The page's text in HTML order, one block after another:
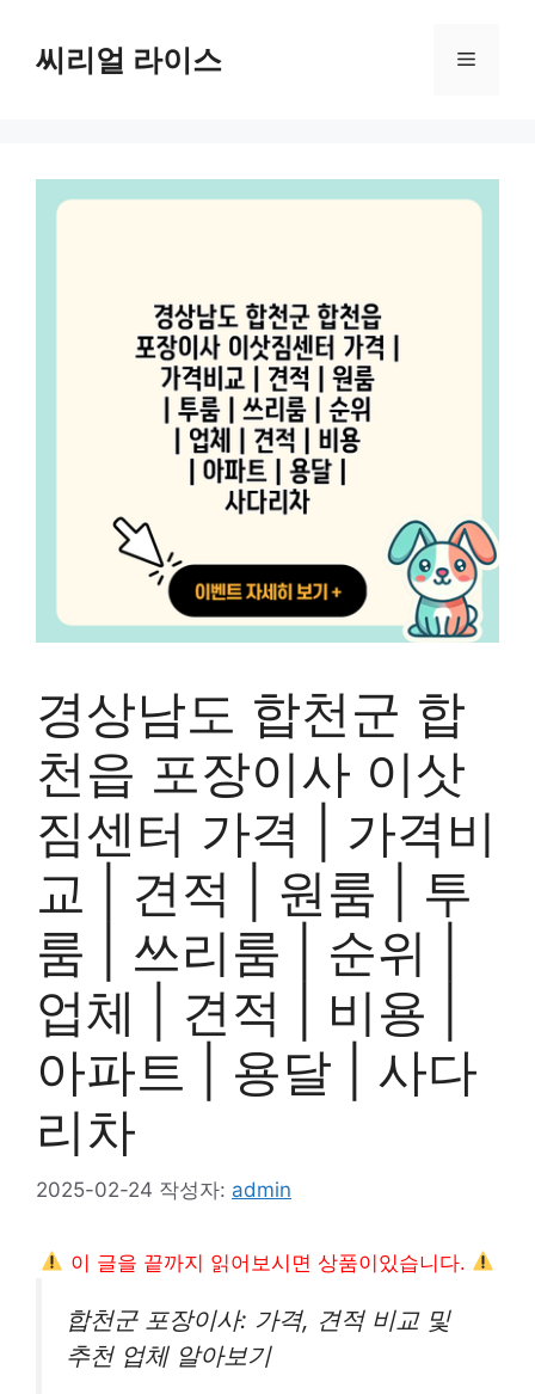
씨리얼 라이스 메
경상남도 합천군 합
천읍 포장이사 이삿
짐센터 가격 | 가격비
교 | 견적 | 원룸 | 투
룸 | 쓰리룸 | 순위 |
업체 | 견적 | 비용 |
아파트 | 용달 | 사다
리차
2025-02-24 작성자: admin
이 글을 끝까지 읽어보시면 상품이있습니다.
합천군 포장이사: 가격, 견적 비교 및
추천 업체 알아보기